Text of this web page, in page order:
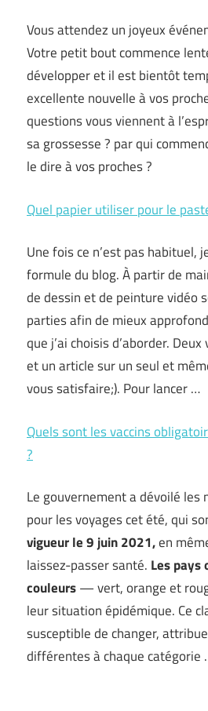
Vous attendez un joyeux
Votre petit bout commence
développer et il est bientôt
excellente nouvelle à vos
questions vous viennent à
sa grossesse ? par qui
le dire à vos proches ?
Quel papier utiliser pour le
Une fois ce n’est pas habituel,
formule du blog. À partir de
de dessin et de peinture vidéo
parties afin de mieux
que j’ai choisis d’aborder.
et un article sur un seul et
vous satisfaire;). Pour lancer …
Quels sont les vaccins
?
Le gouvernement a dévoilé les
pour les voyages cet été, qui
vigueur le 9 juin 2021,en
laissez-passer santé. Les pays
couleurs— vert, orange et
leur situation épidémique. Ce
susceptible de changer,
différentes à chaque catégorie